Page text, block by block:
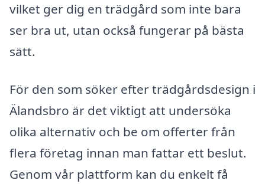
vilket ger dig en trädgård som inte bara
ser bra ut, utan också fungerar på bästa
sätt.
För den som söker efter trädgårdsdesign i
Älandsbro är det viktigt att undersöka
olika alternativ och be om offerter från
flera företag innan man fattar ett beslut.
Genom vår plattform kan du enkelt få